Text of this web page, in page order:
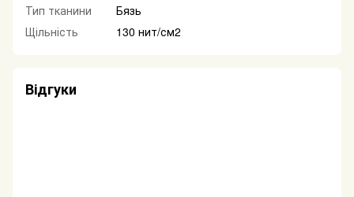
Тип тканини
Бязь
Щільність
130 нит/см2
Відгуки